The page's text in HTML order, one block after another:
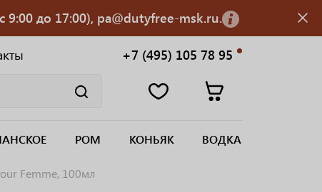
9:00 до 17:00), pa@dutyfree-msk.ru.
+7 (495) 105 78 95
РОМ КОНЬЯК ВОДКА
Femme, 100мл